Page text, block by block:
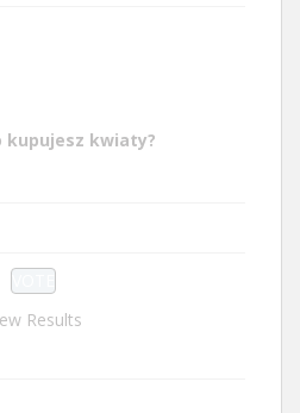
kupujesz kwiaty?
Results